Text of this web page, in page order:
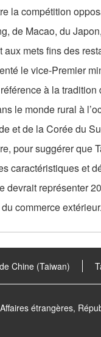
la compétition
de Macao, du
mets fins des
le vice-Premier
à la tradition
le monde rural à
et de la Corée du
pour suggérer que
caractéristiques et
devrait représenter
commerce extérieur.
Chine (Taiwan)
étrangères,